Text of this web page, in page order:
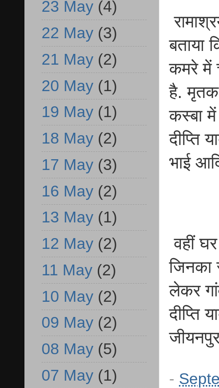
बताया
कमरे में
है. मृतक
कस्बा में
दीप्ति
भाई
वहीं
जिनका
लेकर
दीप्ति
-
23 May (4)
22 May (3)
21 May (2)
20 May (1)
19 May (1)
18 May (2)
17 May (3)
16 May (2)
13 May (1)
12 May (2)
11 May (2)
10 May (2)
09 May (2)
08 May (5)
07 May (1)